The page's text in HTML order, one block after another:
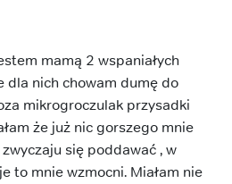
mamą 2 wspaniałych
dla nich chowam dumę do
mikrogroczulak przysadki
że już nic gorszego mnie
się poddawać , w
to mnie wzmocni. Miałam nie